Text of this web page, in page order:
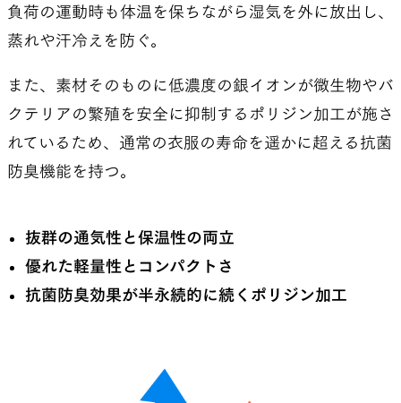
負荷の運動時も体温を保ちながら湿気を外に放出し、
蒸れや汗冷えを防ぐ。
また、素材そのものに低濃度の銀イオンが微生物やバ
クテリアの繁殖を安全に抑制するポリジン加工が施さ
れているため、通常の衣服の寿命を遥かに超える抗菌
防臭機能を持つ。
抜群の通気性と保温性の両立
優れた軽量性とコンパクトさ
抗菌防臭効果が半永続的に続くポリジン加工